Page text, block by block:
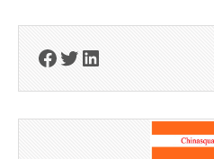
Facebook
Twitter
LinkedIn